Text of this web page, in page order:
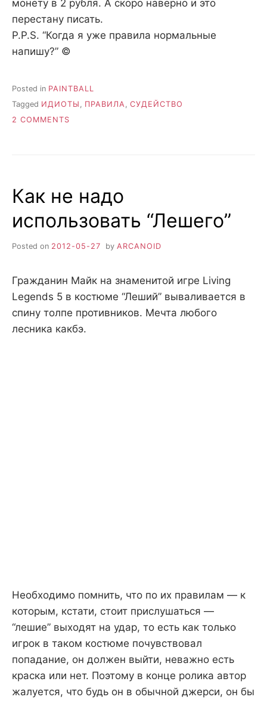
монету в 2 рубля. А скоро наверно и это
перестану писать.
P.P.S. “Когда я уже правила нормальные
напишу?” ©
Posted in PAINTBALL
Tagged ИДИОТЫ , ПРАВИЛА, СУДЕЙСТВО
2 COMMENTS
Как не надо
использовать “Лешего”
Posted on 2012-05-27 by ARCANOID
Гражданин Майк на знаменитой игре Living
Legends 5 в костюме “Леший” вываливается в
спину толпе противников. Мечта любого
лесника какбэ.
Необходимо помнить, что по их правилам — к
которым, кстати, стоит прислушаться —
“лешие” выходят на удар, то есть как только
игрок в таком костюме почувствовал
попадание, он должен выйти, неважно есть
краска или нет. Поэтому в конце ролика автор
жалуется, что будь он в обычной джерси, он бы